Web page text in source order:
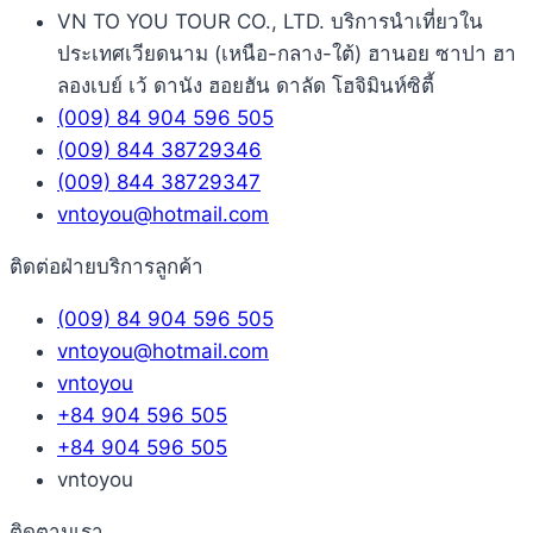
VN TO YOU TOUR CO., LTD. บริการนำเที่ยวใน
ประเทศเวียดนาม (เหนือ-กลาง-ใต้) ฮานอย ซาปา ฮา
ลองเบย์ เว้ ดานัง ฮอยฮัน ดาลัด โฮจิมินห์ซิตี้
(009) 84 904 596 505
(009) 844 38729346
(009) 844 38729347
vntoyou@hotmail.com
ติดต่อฝ่ายบริการลูกค้า
(009) 84 904 596 505
vntoyou@hotmail.com
vntoyou
+84 904 596 505
+84 904 596 505
vntoyou